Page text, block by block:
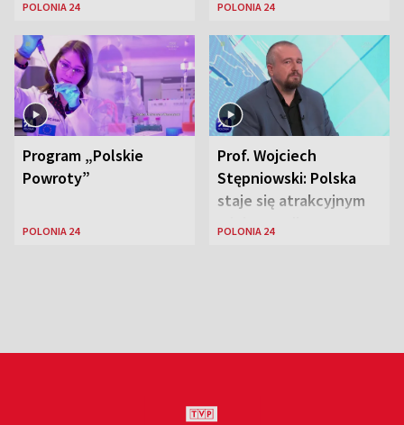
Zjednoczonych
POLONIA 24 POLONIA 24
Program „Polskie
Powroty”
POLONIA 24
Prof. Wojciech
Stępniowski: Polska
staje się atrakcyjnym
miejscem dla
POLONIA 24